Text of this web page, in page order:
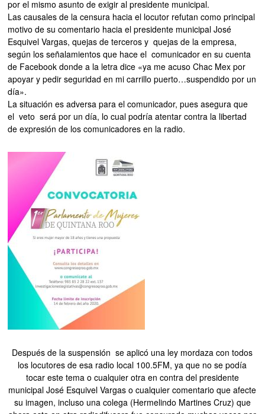
por el mismo asunto de exigir al presidente municipal.
Las causales de la censura hacia el locutor refutan como principal
motivo de su comentario hacia el presidente municipal José
Esquivel Vargas, quejas de terceros y quejas de la empresa,
según los señalamientos que hace el comunicador en su cuenta
de Facebook donde a la letra dice «ya me acuso Chac Mex por
apoyar y pedir seguridad en mi carrillo puerto…suspendido por un
día».
La situación es adversa para el comunicador, pues asegura que
el veto será por un día, lo cual podría atentar contra la libertad
de expresión de los comunicadores en la radio.
Después de la suspensión se aplicó una ley mordaza con todos
los locutores de esa radio local 100.5FM, ya que no se podía
tocar este tema o cualquier otra en contra del presidente
municipal José Esquivel Vargas o cualquier comentario que afecte
su imagen, incluso una colega (Hermelindo Martines Cruz) que